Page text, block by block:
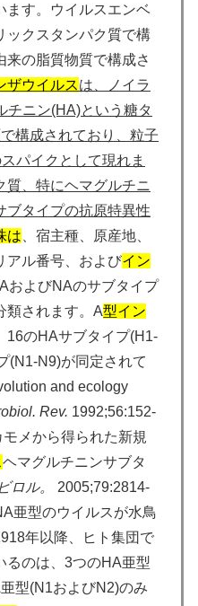
ます。ウイルスエンベ
ックスタンパク質で構
来の脂質物質で構成さ
ザウイルスは、ノイラ
チニン(HA)という糖タ
構成されており、粒子
パイクとして現れま
質、特にヘマグルチニ
ブタイプの抗原特異性
は 、宿主種、原産地、
アル番号、およびイン
およびNAのサブタイプ
類されます。A型イン
16のHAサブタイプ(H1-
(N1-N9)が同定されて
and ecology
Rev. 1992;56:152-
メから得られた新規
ヘマグルチニンサブタ
ロル。 2005;79:2814-
亜型のウイルスが水鳥
年以降、ヒト集団で
るのは、3つのHA亜型
型(N1およびN2)のみ